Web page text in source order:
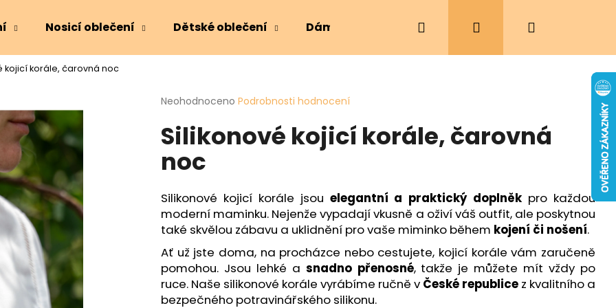
Nosicí oblečení Dětské oblečení Dámské oblečení Ergonomická nosítka
Hledat PřihlášeníNákupní
kojicí korále, čarovná noc
Průměrné
produktu
je
hvězdiček.
Neohodnoceno Podrobnosti hodnocení
Silikonové kojicí korále, čarovná
noc
Silikonové kojicí korále jsou elegantní a praktický doplněk pro každou
moderní maminku. Nejenže vypadají vkusně a oživí váš outfit, ale poskytnou
také skvělou zábavu a uklidnění pro vaše miminko během kojení či nošení.
Ať už jste doma, na procházce nebo cestujete, kojicí korále vám zaručeně
pomohou. Jsou lehké a snadno přenosné, takže je můžete mít vždy po
ruce. Naše silikonové korále vyrábíme ručně v České republice z kvalitního a
bezpečného potravinářského silikonu.
Co potřebujete najít?
HLEDAT
Doporučujeme